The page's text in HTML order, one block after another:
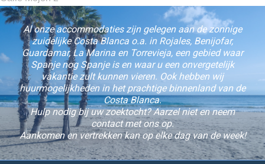
Al onze accommodaties zijn gelegen aan de zonnige
zuidelijke Costa Blanca o.a. in Rojales, Benijofar,
Guardamar, La Marina en Torrevieja, een gebied waar
Spanje nog Spanje is en waar u een onvergetelijk
vakantie zult kunnen vieren. Ook hebben wij
huurmogelijkheden in het prachtige binnenland van de
Costa Blanca.
Hulp nodig bij uw zoektocht? Aarzel niet en neem
contact met ons op.
Aankomen en vertrekken kan op elke dag van de week!